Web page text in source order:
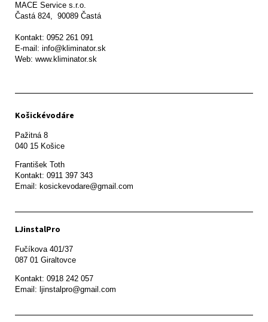
MACE Service s.r.o.
Častá 824,  90089 Častá
Kontakt: 0952 261 091
E-mail: info@kliminator.sk
Web: www.kliminator.sk
Košickévodáre
Pažitná 8
František Toth
Kontakt: 0911 397 343
Email: kosickevodare@gmail.com
LJinstalPro
Fučíkova 401/37
087 01 Giraltovce
Kontakt: 0918 242 057
Email: ljinstalpro@gmail.com